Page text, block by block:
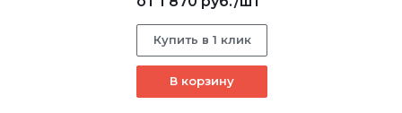
Купить в 1 клик
В корзину